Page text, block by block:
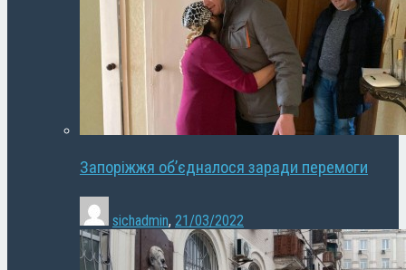
Запоріжжя об’єдналося заради перемоги
sichadmin, 21/03/2022